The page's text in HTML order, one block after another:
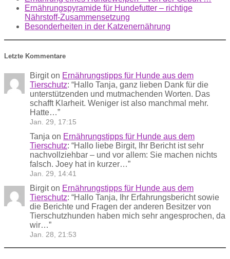
Ernährungspyramide für Hundefutter – richtige
Nährstoff-Zusammensetzung
Besonderheiten in der Katzenernährung
Letzte Kommentare
Birgiton Ernährungstipps für Hunde aus dem
Tierschutz: “Hallo Tanja, ganz lieben Dank für die
unterstützenden und mutmachenden Worten. Das
schafft Klarheit. Weniger ist also manchmal mehr.
Hatte…”
Jan. 29, 17:15
Tanja on Ernährungstipps für Hunde aus dem
Tierschutz: “Hallo liebe Birgit, Ihr Bericht ist sehr
nachvollziehbar – und vor allem: Sie machen nichts
falsch. Joey hat in kurzer…”
Jan. 29, 14:41
Birgiton Ernährungstipps für Hunde aus dem
Tierschutz: “Hallo Tanja, Ihr Erfahrungsbericht sowie
die Berichte und Fragen der anderen Besitzer von
Tierschutzhunden haben mich sehr angesprochen, da
wir…”
Jan. 28, 21:53